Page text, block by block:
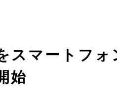
スマートフ
始